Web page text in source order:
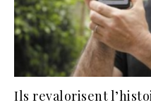
Ils revalorisent